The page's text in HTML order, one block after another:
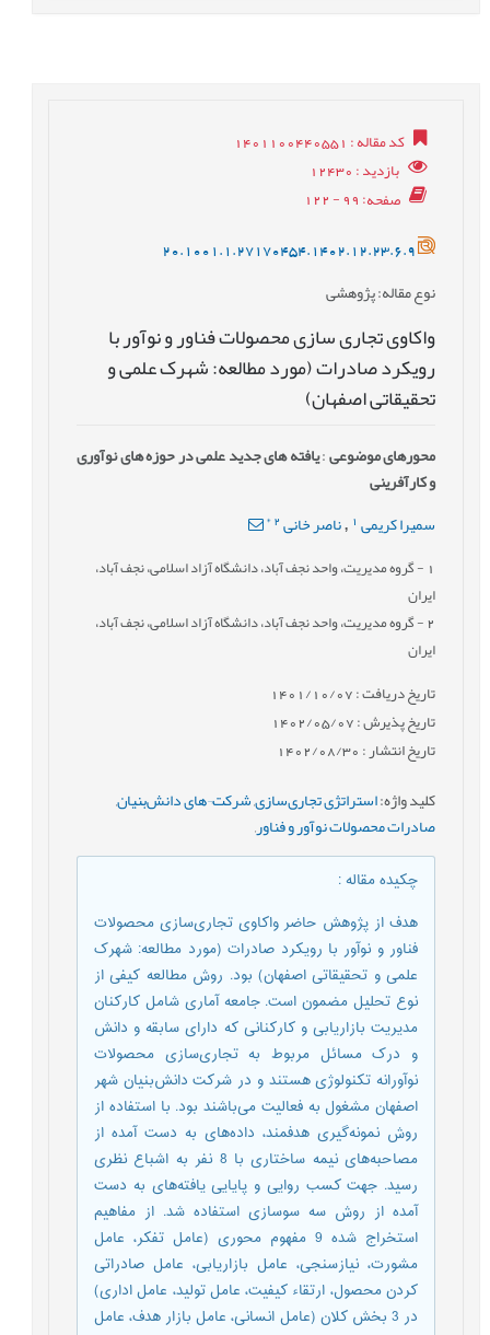
کد مقاله: 1401100440551
بازدید: 12430
صفحه: 99 - 122
20.1001.1.27170454.1402.12.23.6.9
نوع مقاله: پژوهشی
واکاوی تجاری سازی محصولات فناور و نوآور با
رویکرد صادرات (مورد مطالعه: شهرک علمی و
تحقیقاتی اصفهان)
محورهای موضوعی:یافته های جدید علمی در حوزه های نوآوری
و کارآفرینی
سمیرا کریمی , ناصر خانی 2
*
- گروه مدیریت، واحد نجف آباد، دانشگاه آزاد اسلامی، نجف آباد،
ایران
2- گروه مدیریت، واحد نجف آباد، دانشگاه آزاد اسلامی، نجف آباد،
ایران
تاریخ دریافت : 1401/10/07
تاریخ پذیرش : 1402/05/07
تاریخ انتشار : 1402/08/30
کلید واژه:استراتژی تجاری‌سازی,شرکت¬های دانش‌بنیان,
صادرات محصولات نوآور و فناور,
چکیده مقاله:
هدف از پژوهش حاضر واکاوی تجاری‌سازی محصولات
فناور و نوآور با رویکرد صادرات (مورد مطالعه: شهرک
علمی و تحقیقاتی اصفهان) بود. روش مطالعه کیفی از
نوع تحلیل مضمون است. جامعه آماری شامل کارکنان
مدیریت بازاریابی و کارکنانی که دارای سابقه و دانش
و درک مسائل مربوط به تجاری‌سازی محصولات
نوآورانه تکنولوژی هستند و در شرکت دانش‌بنیان شهر
اصفهان مشغول به فعالیت می‌باشند بود. با استفاده از
روش نمونه‌گیری هدفمند، داده‌های به دست آمده از
مصاحبه‌های نیمه ساختاری با 8 نفر به اشباع نظری
رسید. جهت کسب روایی و پایایی یافته‌های به دست
آمده از روش سه سوسازی استفاده شد. از مفاهیم
استخراج شده 9 مفهوم محوری (عامل تفکر، عامل
مشورت، نیازسنجی، عامل بازاریابی، عامل صادراتی
کردن محصول، ارتقاء کیفیت، عامل تولید، عامل اداری)
در 3 بخش کلان (عامل انسانی، عامل بازار هدف، عامل